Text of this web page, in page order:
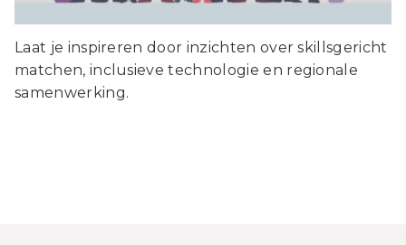
Laat je inspireren door inzichten over skillsgericht
matchen, inclusieve technologie en regionale
samenwerking.